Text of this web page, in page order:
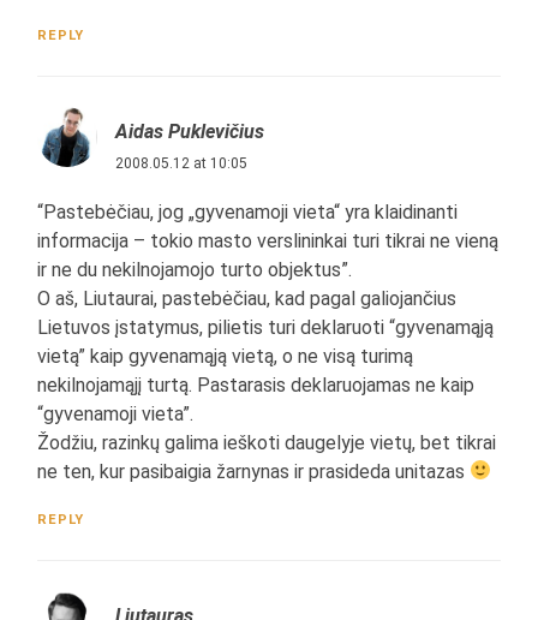
REPLY
Aidas Puklevičius
2008.05.12 at 10:05
“Pastebėčiau, jog „gyvenamoji vieta“ yra klaidinanti
informacija – tokio masto verslininkai turi tikrai ne vieną
ir ne du nekilnojamojo turto objektus”.
O aš, Liutaurai, pastebėčiau, kad pagal galiojančius
Lietuvos įstatymus, pilietis turi deklaruoti “gyvenamąją
vietą” kaip gyvenamąją vietą, o ne visą turimą
nekilnojamąjį turtą. Pastarasis deklaruojamas ne kaip
“gyvenamoji vieta”.
Žodžiu, razinkų galima ieškoti daugelyje vietų, bet tikrai
ne ten, kur pasibaigia žarnynas ir prasideda unitazas
REPLY
Liutauras